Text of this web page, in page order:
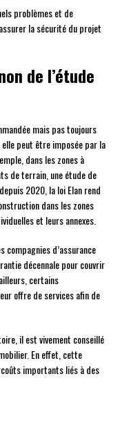
problèmes et de
la sécurité du projet
de l’étude
mais pas toujours
peut être imposée par la
dans les zones à
de terrain, une étude de
2020, la loi Elan rend
dans les zones
et leurs annexes.
d’assurance
décennale pour couvrir
certains
offre de services afin de
il est vivement conseillé
En effet, cette
importants liés à des